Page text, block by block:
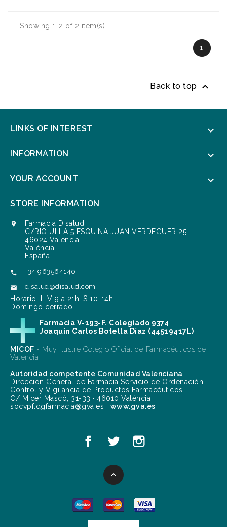
Showing 1-2 of 2 item(s)
1
Back to top 
LINKS OF INTEREST 
INFORMATION 
YOUR ACCOUNT 
STORE INFORMATION

Farmacia Disalud
C/RIO ULLA 5 ESQUINA JUAN VERDEGUER 25
46024 Valencia
València
España
 +34 963564140
 disalud@disalud.com
Horario: L-V 9 a 21h. S 10-14h.
Domingo cerrado.
Farmacia V-193-F. Colegiado 9374
Joaquín Carlos Botella Díaz (44519417L)
MICOF - Muy Ilustre Colegio Oficial de Farmacéuticos de
Valencia
Autoridad competente Comunidad Valenciana
Dirección General de Farmacia Servicio de Ordenación,
Control y Vigilancia de Productos Farmacéuticos
C/ Micer Mascó, 31-33 · 46010 València
socvpf.dgfarmacia@gva.es · www.gva.es
